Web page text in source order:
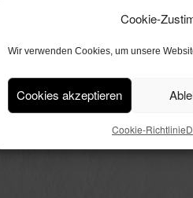
Cookie-
Wir verwenden Cookies, um unsere
Cookies akzeptieren
Cookie-Richtlinie